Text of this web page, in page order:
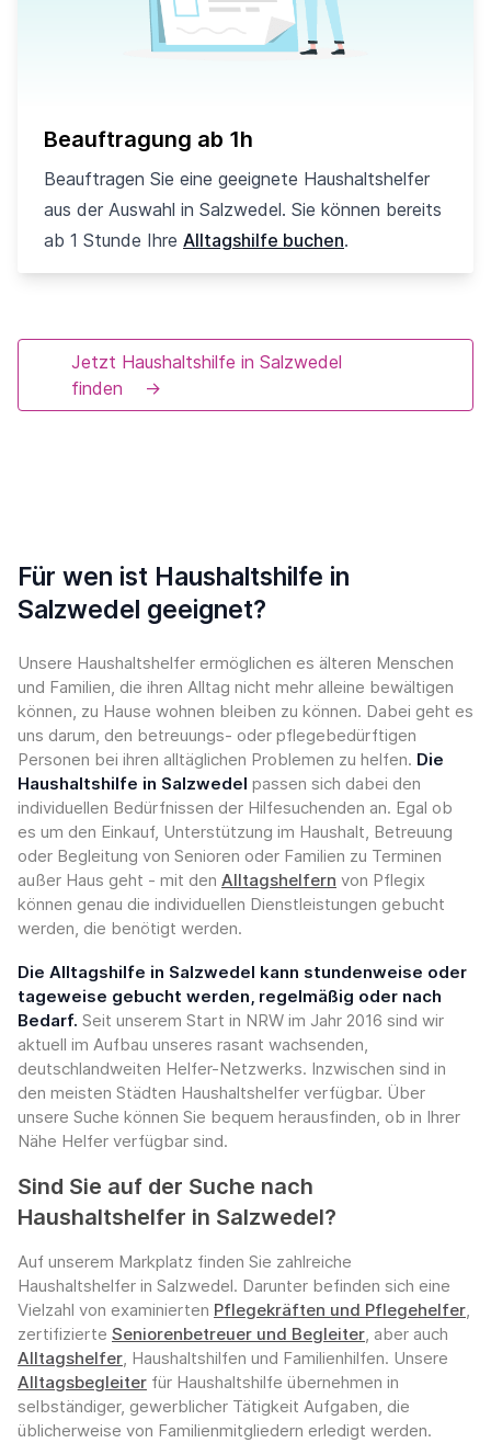
Beauftragung ab 1h
Beauftragen Sie eine geeignete Haushaltshelfer
aus der Auswahl in Salzwedel. Sie können bereits
ab 1 Stunde Ihre Alltagshilfe buchen.
Jetzt Haushaltshilfe in Salzwedel
finden
→
Für wen ist Haushaltshilfe in
Salzwedel geeignet?
Unsere Haushaltshelfer ermöglichen es älteren Menschen
und Familien, die ihren Alltag nicht mehr alleine bewältigen
können, zu Hause wohnen bleiben zu können. Dabei geht es
uns darum, den betreuungs- oder pflegebedürftigen
Personen bei ihren alltäglichen Problemen zu helfen. Die
Haushaltshilfe in Salzwedel passen sich dabei den
individuellen Bedürfnissen der Hilfesuchenden an. Egal ob
es um den Einkauf, Unterstützung im Haushalt, Betreuung
oder Begleitung von Senioren oder Familien zu Terminen
außer Haus geht - mit den Alltagshelfern von Pflegix
können genau die individuellen Dienstleistungen gebucht
werden, die benötigt werden.
Die Alltagshilfe in Salzwedel kann stundenweise oder
tageweise gebucht werden, regelmäßig oder nach
Bedarf. Seit unserem Start in NRW im Jahr 2016 sind wir
aktuell im Aufbau unseres rasant wachsenden,
deutschlandweiten Helfer-Netzwerks. Inzwischen sind in
den meisten Städten Haushaltshelfer verfügbar. Über
unsere Suche können Sie bequem herausfinden, ob in Ihrer
Nähe Helfer verfügbar sind.
Sind Sie auf der Suche nach
Haushaltshelfer in Salzwedel?
Auf unserem Markplatz finden Sie zahlreiche
Haushaltshelfer in Salzwedel. Darunter befinden sich eine
Vielzahl von examinierten Pflegekräften und Pflegehelfer,
zertifizierte Seniorenbetreuer und Begleiter, aber auch
Alltagshelfer, Haushaltshilfen und Familienhilfen. Unsere
Alltagsbegleiter für Haushaltshilfe übernehmen in
selbständiger, gewerblicher Tätigkeit Aufgaben, die
üblicherweise von Familienmitgliedern erledigt werden.